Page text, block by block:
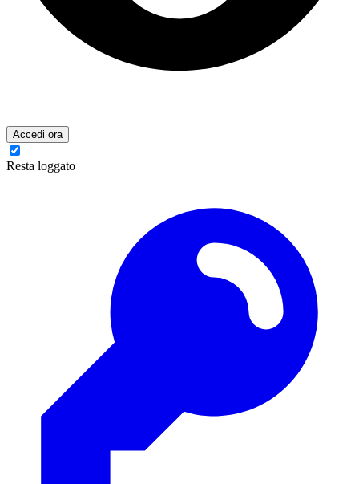
Accedi ora
Resta loggato